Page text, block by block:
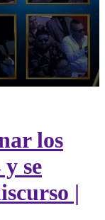
los
se
|